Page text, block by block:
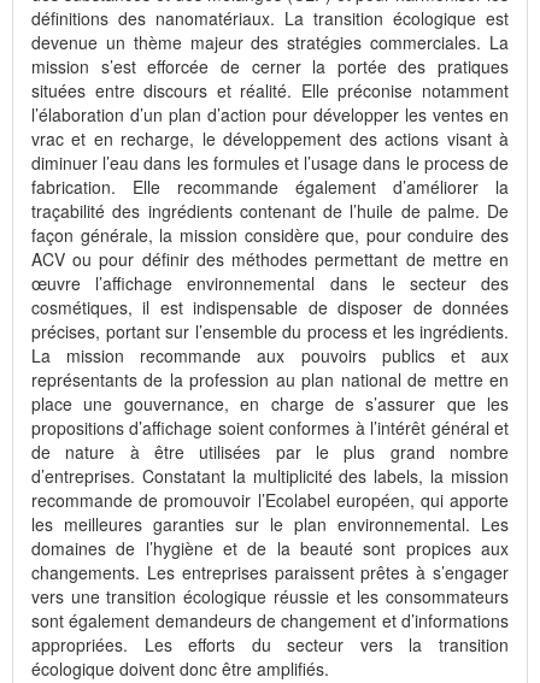
définitions des nanomatériaux. La transition écologique est
devenue un thème majeur des stratégies commerciales. La
mission s’est efforcée de cerner la portée des pratiques
situées entre discours et réalité. Elle préconise notamment
l’élaboration d’un plan d’action pour développer les ventes en
vrac et en recharge, le développement des actions visant à
diminuer l’eau dans les formules et l’usage dans le process de
fabrication. Elle recommande également d’améliorer la
traçabilité des ingrédients contenant de l’huile de palme. De
façon générale, la mission considère que, pour conduire des
ACV ou pour définir des méthodes permettant de mettre en
œuvre l’affichage environnemental dans le secteur des
cosmétiques, il est indispensable de disposer de données
précises, portant sur l’ensemble du process et les ingrédients.
La mission recommande aux pouvoirs publics et aux
représentants de la profession au plan national de mettre en
place une gouvernance, en charge de s’assurer que les
propositions d’affichage soient conformes à l’intérêt général et
de nature à être utilisées par le plus grand nombre
d’entreprises. Constatant la multiplicité des labels, la mission
recommande de promouvoir l’Ecolabel européen, qui apporte
les meilleures garanties sur le plan environnemental. Les
domaines de l’hygiène et de la beauté sont propices aux
changements. Les entreprises paraissent prêtes à s’engager
vers une transition écologique réussie et les consommateurs
sont également demandeurs de changement et d’informations
appropriées. Les efforts du secteur vers la transition
écologique doivent donc être amplifiés.